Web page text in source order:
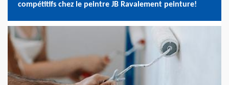
compétitifs chez le peintre JB Ravalement peinture!